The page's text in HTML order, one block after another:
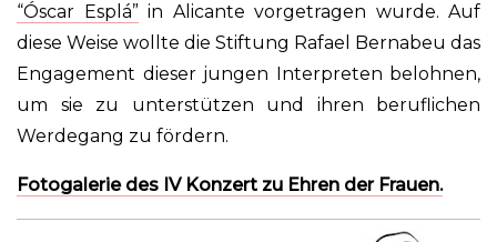
“Óscar Esplá”in Alicante vorgetragen wurde. Auf
diese Weise wollte die Stiftung Rafael Bernabeu das
Engagement dieser jungen Interpreten belohnen,
um sie zu unterstützen und ihren beruflichen
Werdegang zu fördern.
Fotogalerie des IV Konzert zu Ehren der Frauen.